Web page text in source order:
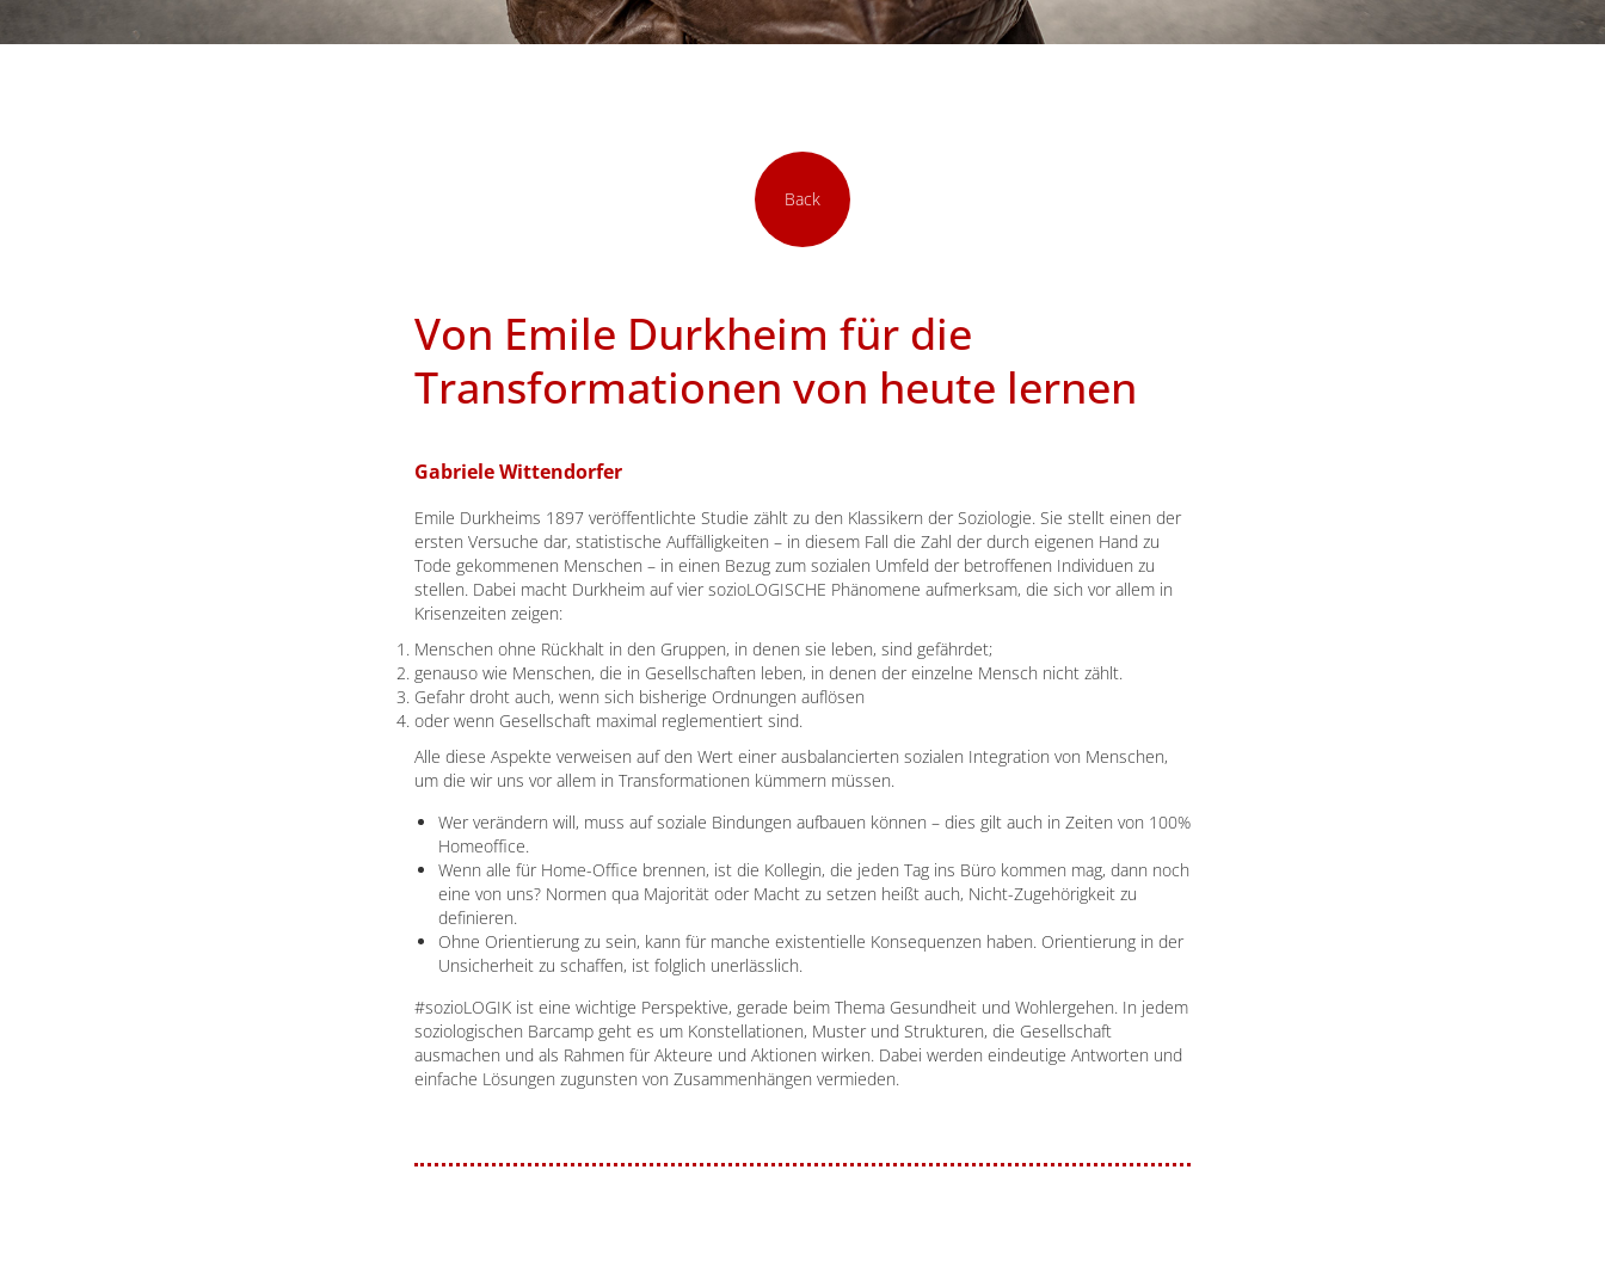
Back
Von Emile Durkheim für die
Transformationen von heute lernen
Gabriele Wittendorfer
Emile Durkheims 1897 veröffentlichte Studie zählt zu den Klassikern der Soziologie. Sie stellt einen der
ersten Versuche dar, statistische Auffälligkeiten – in diesem Fall die Zahl der durch eigenen Hand zu
Tode gekommenen Menschen – in einen Bezug zum sozialen Umfeld der betroffenen Individuen zu
stellen. Dabei macht Durkheim auf vier sozioLOGISCHE Phänomene aufmerksam, die sich vor allem in
Krisenzeiten zeigen:
Menschen ohne Rückhalt in den Gruppen, in denen sie leben, sind gefährdet;
genauso wie Menschen, die in Gesellschaften leben, in denen der einzelne Mensch nicht zählt.
Gefahr droht auch, wenn sich bisherige Ordnungen auflösen
oder wenn Gesellschaft maximal reglementiert sind.
Alle diese Aspekte verweisen auf den Wert einer ausbalancierten sozialen Integration von Menschen,
um die wir uns vor allem in Transformationen kümmern müssen.
Wer verändern will, muss auf soziale Bindungen aufbauen können – dies gilt auch in Zeiten von 100%
Homeoffice.
Wenn alle für Home-Office brennen, ist die Kollegin, die jeden Tag ins Büro kommen mag, dann noch
eine von uns? Normen qua Majorität oder Macht zu setzen heißt auch, Nicht-Zugehörigkeit zu
definieren.
Ohne Orientierung zu sein, kann für manche existentielle Konsequenzen haben. Orientierung in der
Unsicherheit zu schaffen, ist folglich unerlässlich.
#sozioLOGIK ist eine wichtige Perspektive, gerade beim Thema Gesundheit und Wohlergehen. In jedem
soziologischen Barcamp geht es um Konstellationen, Muster und Strukturen, die Gesellschaft
ausmachen und als Rahmen für Akteure und Aktionen wirken. Dabei werden eindeutige Antworten und
einfache Lösungen zugunsten von Zusammenhängen vermieden.